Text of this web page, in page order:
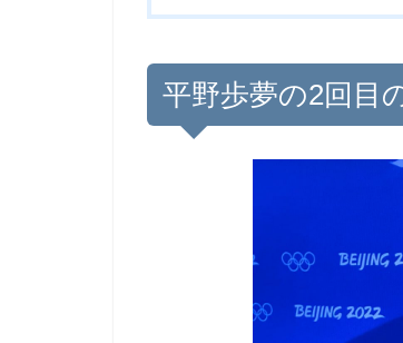
平野歩夢の2回目